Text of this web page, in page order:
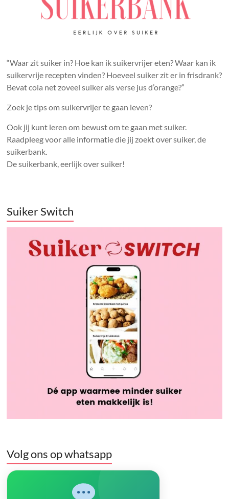
“Waar zit suiker in? Hoe kan ik suikervrijer eten? Waar kan ik
suikervrije recepten vinden? Hoeveel suiker zit er in frisdrank?
Bevat cola net zoveel suiker als verse jus d’orange?”
Zoek je tips om suikervrijer te gaan leven?
Ook jij kunt leren om bewust om te gaan met suiker.
Raadpleeg voor alle informatie die jij zoekt over suiker, de
suikerbank.
De suikerbank, eerlijk over suiker!
Suiker Switch
Volg ons op whatsapp